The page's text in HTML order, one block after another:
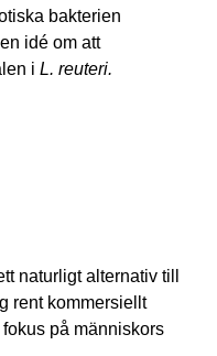
bakterien
idé om att
i L. reuteri.
naturligt alternativ till
rent kommersiellt
på människors